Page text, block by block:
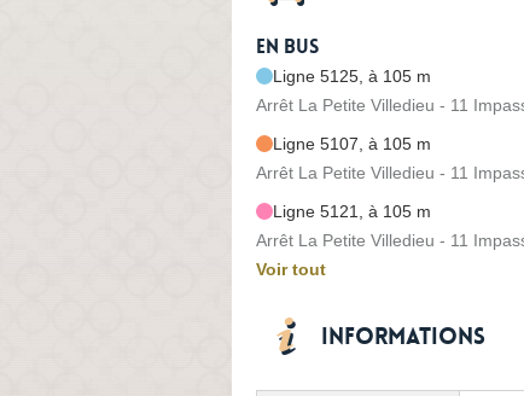
En bus
Ligne 5125, à 105 m
Arrêt La Petite Villedieu - 11
Ligne 5107, à 105 m
Arrêt La Petite Villedieu - 11
Ligne 5121, à 105 m
Arrêt La Petite Villedieu - 11
Voir tout
Informations